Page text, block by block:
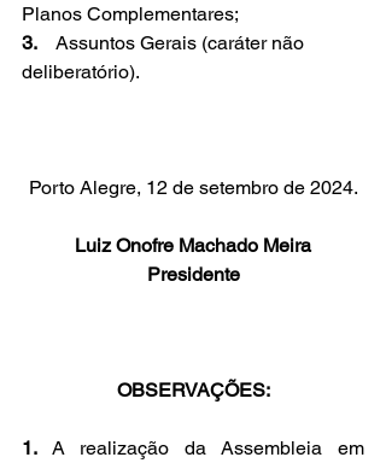
Planos Complementares;
3. Assuntos Gerais (caráter não
deliberatório).
Porto Alegre, 12 de setembro de 2024.
Luiz Onofre Machado Meira
Presidente
OBSERVAÇÕES:
1. A realização da Assembleia em